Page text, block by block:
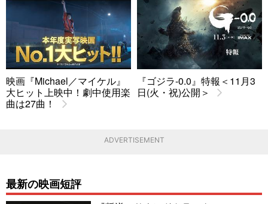
映画『Michael／マイケル』
大ヒット上映中！劇中使用楽
曲は27曲！
『ゴジラ-0.0』特報＜11月3
日(火・祝)公開＞
ADVERTISEMENT
最新の映画短評